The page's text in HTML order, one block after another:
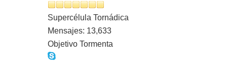
Supercélula Tornádica
Mensajes: 13,633
Objetivo Tormenta